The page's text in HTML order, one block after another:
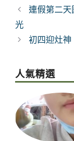
類
連假第二
光
初四迎灶
人氣精選